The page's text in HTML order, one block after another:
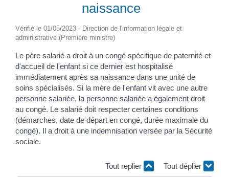
naissance
Vérifié le 01/05/2023 - Direction de l'information légale et
administrative (Première ministre)
Le père salarié a droit à un congé spécifique de paternité et
d'accueil de l'enfant si ce dernier est hospitalisé
immédiatement après sa naissance dans une unité de
soins spécialisés. Si la mère de l'enfant vit avec une autre
personne salariée, la personne salariée a également droit
au congé. Le salarié doit respecter certaines conditions
(démarches, date de départ en congé, durée maximale du
congé). Il a droit à une indemnisation versée par la Sécurité
sociale.
Tout replier Tout déplier